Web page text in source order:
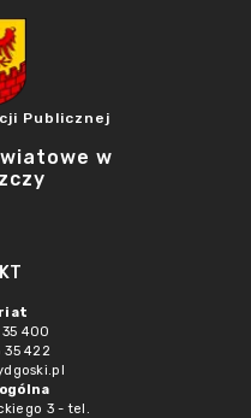
Publicznej
w
400
35 422
3 - tel.